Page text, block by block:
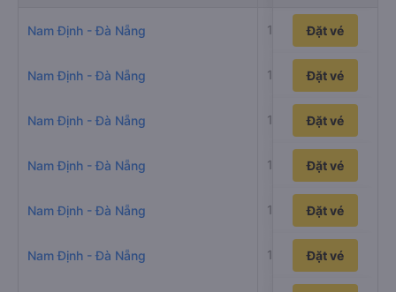
Nam Định - Đà Nẵng 14h35pĐặt vé
Nam Định - Đà Nẵng 14h41pĐặt vé
Nam Định - Đà Nẵng 15h7p Đặt vé
Nam Định - Đà Nẵng 16h25pĐặt vé
Nam Định - Đà Nẵng 13h28pĐặt vé
Nam Định - Đà Nẵng 16h30pĐặt vé